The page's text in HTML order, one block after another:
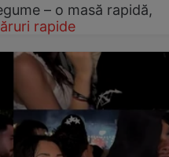
– o masă rapidă,
rapide